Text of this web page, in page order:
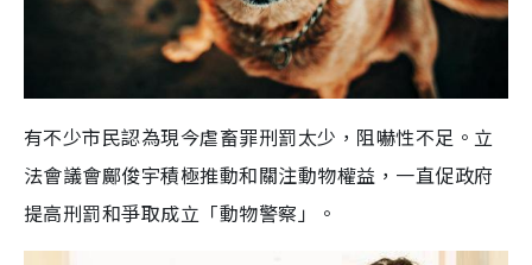
有不少市民認為現今虐畜罪刑罰太少，阻嚇性不足。立
法會議會鄺俊宇積極推動和關注動物權益，一直促政府
提高刑罰和爭取成立「動物警察」。